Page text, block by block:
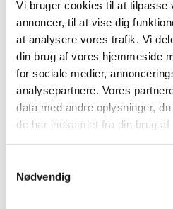
Vi bruger cookies til at tilpasse
annoncer, til at vise dig
at analysere vores trafik. Vi
din brug af vores hjemmeside
for sociale medier,
analysepartnere. Vores
data med andre oplysninger,
de har indsamlet fra din brug af
Nødvendig
The Ministry of Foreign
Maliina Abelsen by Royal
appointed Honorary Consul
jurisdiction of Greenland.
Address:Kimmernat 30